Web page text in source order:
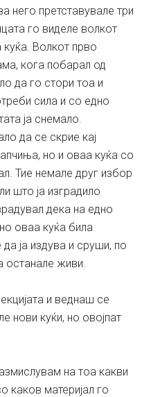
него претставувале три
го виделе волкот
куќа. Волкот прво
кога побарал од
да го стори тоа и
сила и со едно
ја снемало.
да се скрие кај
но и оваа куќа со
Тие немале друг избор
што ја изградило
дека на едно
оваа куќа била
ја издува и сруши, по
останале живи.
и веднаш се
нови куќи, но овојпат
на тоа какви
каков материјал го